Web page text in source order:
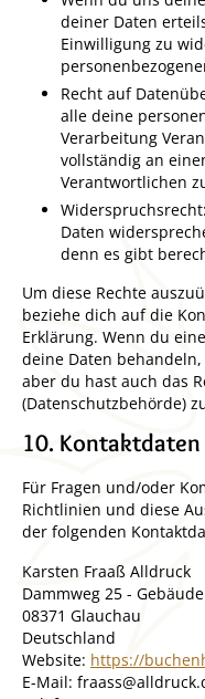
deiner Daten
Einwilligung zu
Recht auf
alle deine
Verarbeitung
vollständig an
Verantwortlichen
Daten
denn es gibt
Um diese Rechte
beziehe dich auf die
Erklärung. Wenn du
deine Daten
aber du hast auch das
(Datenschutzbehörde)
10. Kontaktdaten
Für Fragen und/oder
Richtlinien und diese
der folgenden
Karsten Fraaß Alldruck
Dammweg 25 -
08371 Glauchau
Deutschland
Website: https://
E-Mail: fraass@